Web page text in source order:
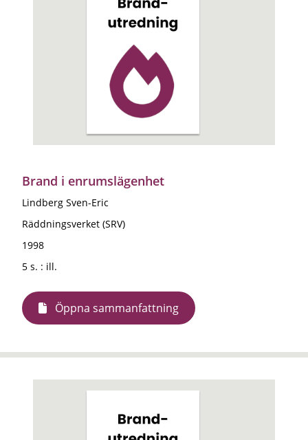
Brand i enrumslägenhet
Lindberg Sven-Eric
Räddningsverket (SRV)
1998
5 s. : ill.
Öppna sammanfattning